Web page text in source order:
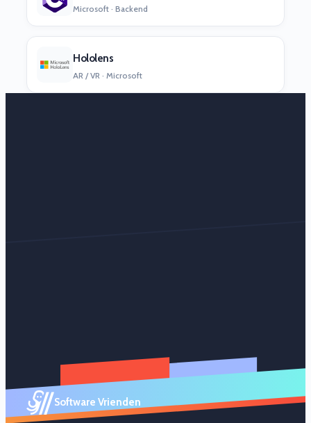
Microsoft · Backend
Hololens
AR / VR · Microsoft
Software Vrienden